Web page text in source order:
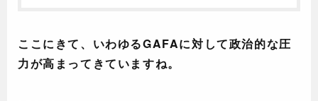
ここにきて、いわゆるGAFAに対して政治的な圧
力が高まってきていますね。